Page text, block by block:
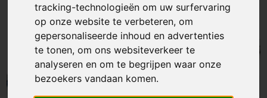
tracking-technologieën om uw surfervaring
op onze website te verbeteren, om
gepersonaliseerde inhoud en advertenties
te tonen, om ons websiteverkeer te
analyseren en om te begrijpen waar onze
bezoekers vandaan komen.